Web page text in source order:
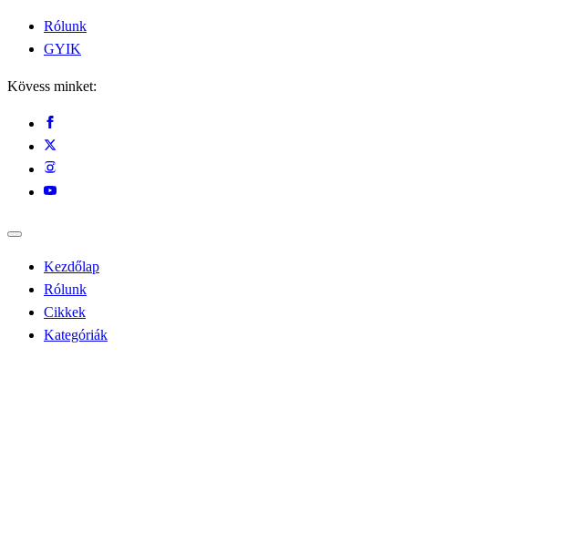
Rólunk
GYIK
Kövess minket:
Kezdőlap
Rólunk
Cikkek
Kategóriák